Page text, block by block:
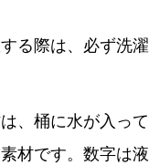
る際は、必ず洗
、桶に水が入って
材です。数字は